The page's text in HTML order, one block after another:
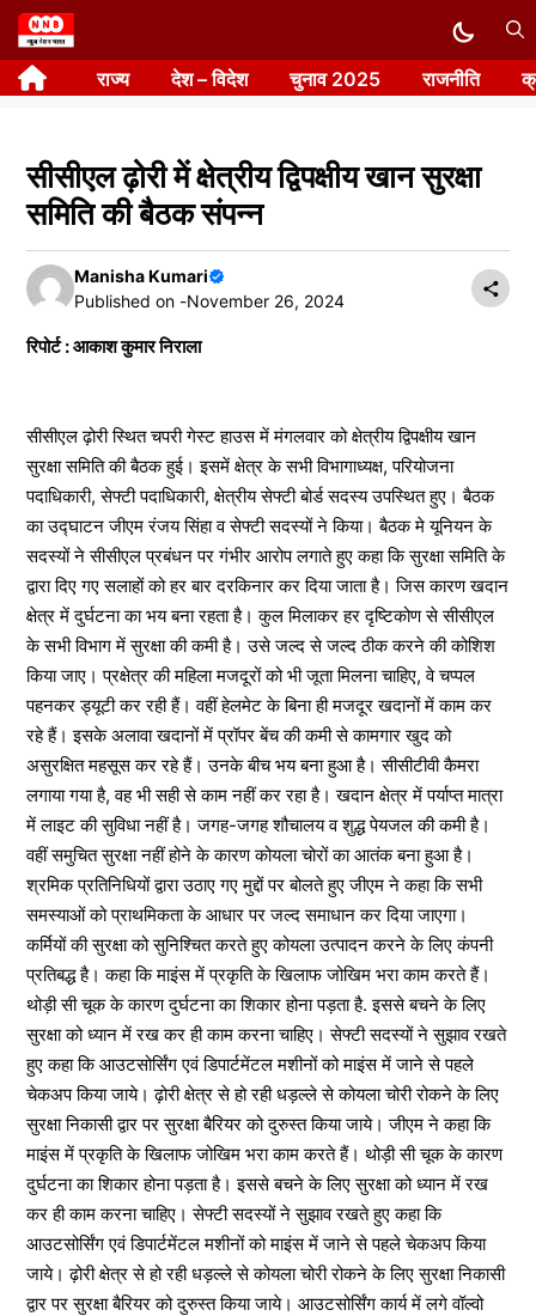
Skip
to
content राज्य देश – विदेश चुनाव 2025 राजनीति
सीसीएल ढ़ोरी में क्षेत्रीय द्विपक्षीय खान सुरक्षा
समिति की बैठक संपन्न
Manisha Kumari
Published on -November 26, 2024
रिपोर्ट : आकाश कुमार निराला
सीसीएल ढ़ोरी स्थित चपरी गेस्ट हाउस में मंगलवार को क्षेत्रीय द्विपक्षीय खान
सुरक्षा समिति की बैठक हुई। इसमें क्षेत्र के सभी विभागाध्यक्ष, परियोजना
पदाधिकारी, सेफ्टी पदाधिकारी, क्षेत्रीय सेफ्टी बोर्ड सदस्य उपस्थित हुए। बैठक
का उद्घाटन जीएम रंजय सिंहा व सेफ्टी सदस्यों ने किया। बैठक मे यूनियन के
सदस्यों ने सीसीएल प्रबंधन पर गंभीर आरोप लगाते हुए कहा कि सुरक्षा समिति के
द्वारा दिए गए सलाहों को हर बार दरकिनार कर दिया जाता है। जिस कारण खदान
क्षेत्र में दुर्घटना का भय बना रहता है। कुल मिलाकर हर दृष्टिकोण से सीसीएल
के सभी विभाग में सुरक्षा की कमी है। उसे जल्द से जल्द ठीक करने की कोशिश
किया जाए। प्रक्षेत्र की महिला मजदूरों को भी जूता मिलना चाहिए, वे चप्पल
पहनकर ड्यूटी कर रही हैं। वहीं हेलमेट के बिना ही मजदूर खदानों में काम कर
रहे हैं। इसके अलावा खदानों में प्रॉपर बेंच की कमी से कामगार खुद को
असुरक्षित महसूस कर रहे हैं। उनके बीच भय बना हुआ है। सीसीटीवी कैमरा
लगाया गया है, वह भी सही से काम नहीं कर रहा है। खदान क्षेत्र में पर्याप्त मात्रा
में लाइट की सुविधा नहीं है। जगह-जगह शौचालय व शुद्ध पेयजल की कमी है।
वहीं समुचित सुरक्षा नहीं होने के कारण कोयला चोरों का आतंक बना हुआ है।
श्रमिक प्रतिनिधियों द्वारा उठाए गए मुद्दों पर बोलते हुए जीएम ने कहा कि सभी
समस्याओं को प्राथमिकता के आधार पर जल्द समाधान कर दिया जाएगा।
कर्मियों की सुरक्षा को सुनिश्चित करते हुए कोयला उत्पादन करने के लिए कंपनी
प्रतिबद्ध है। कहा कि माइंस में प्रकृति के खिलाफ जोखिम भरा काम करते हैं।
थोड़ी सी चूक के कारण दुर्घटना का शिकार होना पड़ता है. इससे बचने के लिए
सुरक्षा को ध्यान में रख कर ही काम करना चाहिए। सेफ्टी सदस्यों ने सुझाव रखते
हुए कहा कि आउटसोर्सिंग एवं डिपार्टमेंटल मशीनों को माइंस में जाने से पहले
चेकअप किया जाये। ढ़ोरी क्षेत्र से हो रही धड़ल्ले से कोयला चोरी रोकने के लिए
सुरक्षा निकासी द्वार पर सुरक्षा बैरियर को दुरुस्त किया जाये। जीएम ने कहा कि
माइंस में प्रकृति के खिलाफ जोखिम भरा काम करते हैं। थोड़ी सी चूक के कारण
दुर्घटना का शिकार होना पड़ता है। इससे बचने के लिए सुरक्षा को ध्यान में रख
कर ही काम करना चाहिए। सेफ्टी सदस्यों ने सुझाव रखते हुए कहा कि
आउटसोर्सिंग एवं डिपार्टमेंटल मशीनों को माइंस में जाने से पहले चेकअप किया
जाये। ढ़ोरी क्षेत्र से हो रही धड़ल्ले से कोयला चोरी रोकने के लिए सुरक्षा निकासी
द्वार पर सुरक्षा बैरियर को दुरुस्त किया जाये। आउटसोर्सिंग कार्य में लगे वॉल्वो